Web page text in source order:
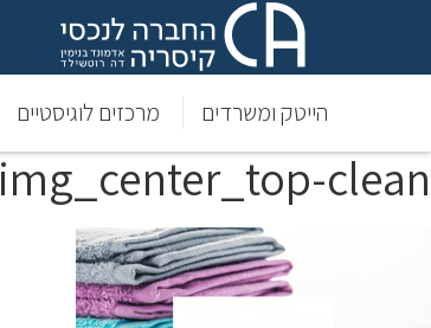
הייטק ומשרדים מרכזים לוגיסטיים
img_center_top-clean